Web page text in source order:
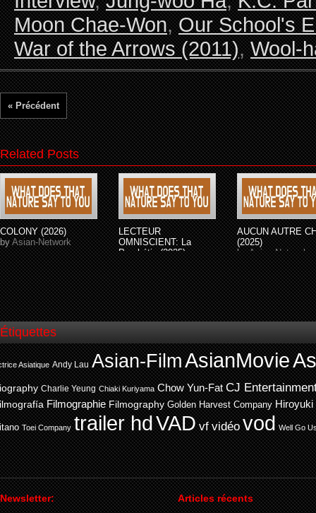
Moon Chae-Won,Our School's
War of the Arrows (2011),Wool-
« Précédent
Related Posts
COLONY (2026)
byAsian-Network
LECTEUR
OMNISCIENT: La
Prophétie (2025)
byAsian-Network
AUCUN AUTRE
(2025)
byAsian-Network
Étiquettes
Asiatique Andy Lau Asian-FilmAsianMovie
Charlie Yeung Chiaki Kuriyama Chow Yun-Fat CJ
Filmographie Filmography Golden Harvest Company Hiroyuki
Toei Company trailer hdVAD vf vidéo vod Well Go
Newsletter: Articles récents